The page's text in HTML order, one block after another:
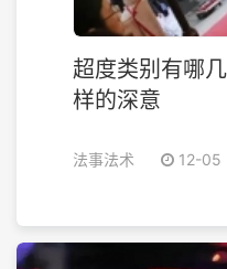
超度类别有哪
样的深意
法事法术 12-05